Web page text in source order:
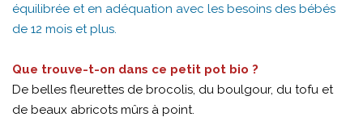
équilibrée et en adéquation avec les besoins des bébés
de 12 mois et plus.
Que trouve-t-on dans ce petit pot bio ?
De belles fleurettes de brocolis, du boulgour, du tofu et
de beaux abricots mûrs à point.